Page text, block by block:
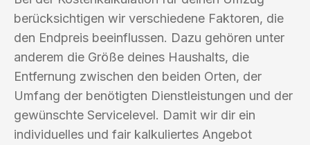
berücksichtigen wir verschiedene Faktoren, die
den Endpreis beeinflussen. Dazu gehören unter
anderem die Größe deines Haushalts, die
Entfernung zwischen den beiden Orten, der
Umfang der benötigten Dienstleistungen und der
gewünschte Servicelevel. Damit wir dir ein
individuelles und fair kalkuliertes Angebot